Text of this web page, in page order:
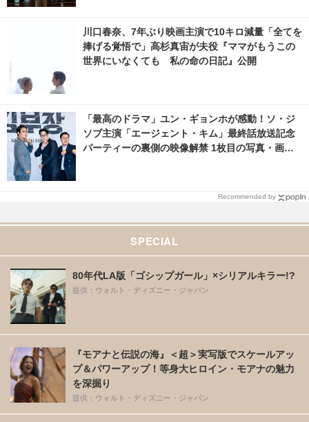
川口春奈、7年ぶり映画主演で10キロ減量「全てを
捧げる覚悟で」高杉真宙が夫役『ママがもうこの
世界にいなくても 私の命の日記』公開
「最高のドラマ」ユン・ギョンホが感動！ソ・ジ
ソブ主演「エージェント・キム」最終話放送記念
パーティーの裏側の映像解禁 1枚目の写真・画像 |
Recommended by
SPECIAL
80年代LA版「ゴシップガール」×シリアルキラー!?
提供：ウォルト・ディズニー・ジャパン
『モアナと伝説の海』＜超＞実写版でスケールアッ
プ＆パワーアップ！等身大ヒロイン・モアナの魅力
を深掘り
提供：ウォルト・ディズニー・ジャパン